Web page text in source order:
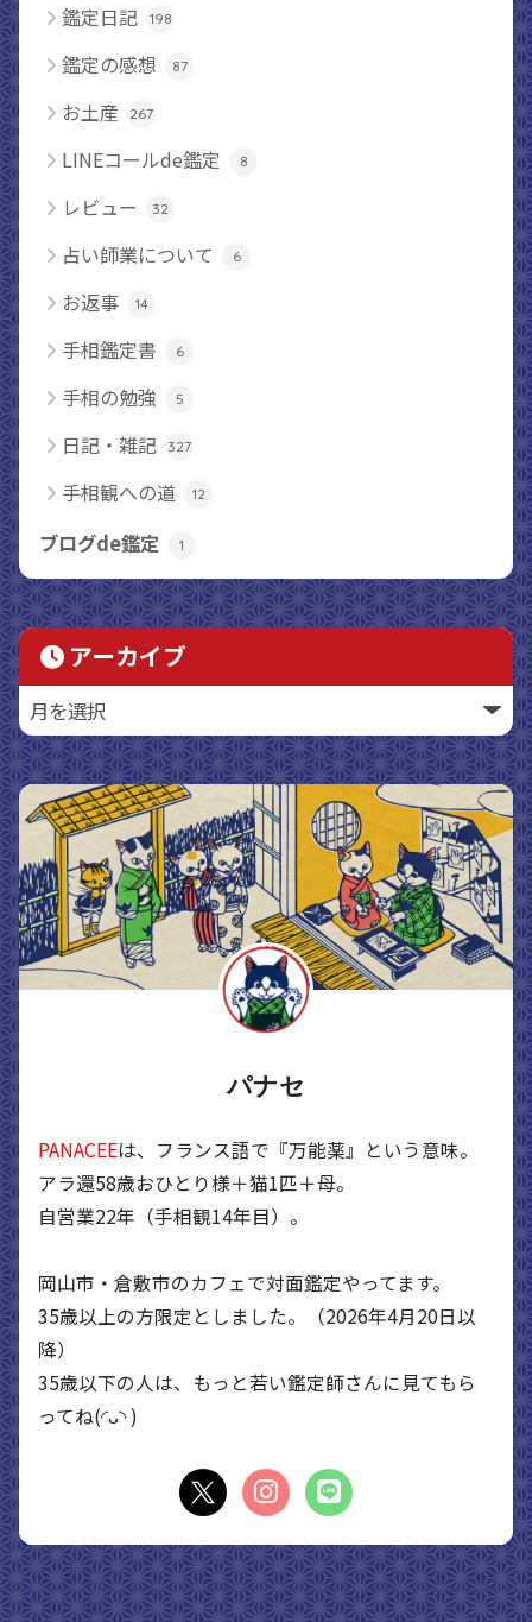
鑑定日記 198
鑑定の感想 87
お土産 267
LINEコールde鑑定 8
レビュー 32
占い師業について 6
お返事 14
手相鑑定書 6
手相の勉強 5
日記・雑記 327
手相観への道 12
ブログde鑑定 1
アーカイブ
パナセ
PANACEEは、フランス語で『万能薬』という意味。
アラ還58歳おひとり様＋猫1匹＋母。
自営業22年（手相観14年目）。
岡山市・倉敷市のカフェで対面鑑定やってます。
35歳以上の方限定としました。（2026年4月20日以
降）
35歳以下の人は、もっと若い鑑定師さんに見てもら
ってね(◜ᴗ◝ )